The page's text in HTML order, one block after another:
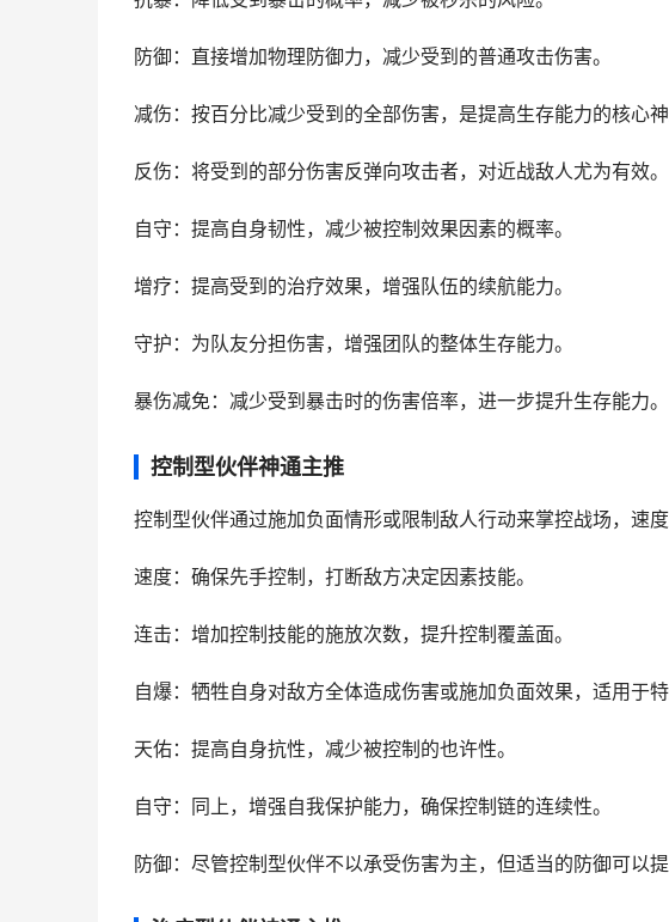
防御：直接增加物理防御力，减少受到的普通攻击伤害。
减伤：按百分比减少受到的全部伤害，是提高生存能力的核心神
反伤：将受到的部分伤害反弹向攻击者，对近战敌人尤为有效。
自守：提高自身韧性，减少被控制效果因素的概率。
增疗：提高受到的治疗效果，增强队伍的续航能力。
守护：为队友分担伤害，增强团队的整体生存能力。
暴伤减免：减少受到暴击时的伤害倍率，进一步提升生存能力。
控制型伙伴神通主推
控制型伙伴通过施加负面情形或限制敌人行动来掌控战场，速
速度：确保先手控制，打断敌方决定因素技能。
连击：增加控制技能的施放次数，提升控制覆盖面。
自爆：牺牲自身对敌方全体造成伤害或施加负面效果，适用于特
天佑：提高自身抗性，减少被控制的也许性。
自守：同上，增强自我保护能力，确保控制链的连续性。
防御：尽管控制型伙伴不以承受伤害为主，但适当的防御可以